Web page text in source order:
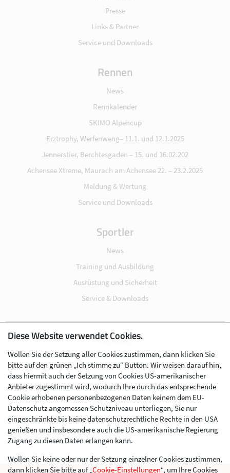
Presse
Links & Partner
Service und Downloads
Rennen
News
Rennkalender
SKIMO Alpencup
Erztrophy, Werfenweng– 11.1. und 12.1.2025
Jennerstier, Berchtesgaden – 15. und 16.02.202
Achensee Xtreme, Maurach am Achensee 22. – 23.2.2025
Meldung & Wertung
Service und Downloads
Sportler
News
Training und Ausbildung
Ausrüstung und Sicherheit
Service & Downloads
Impressum
Datenschutz
Cookie-Einstellungen
AGB
Kontakt
Werben im Skibergsteigen
Diese Website verwendet Cookies.
Wollen Sie der Setzung aller Cookies zustimmen, dann klicken Sie
bitte auf den grünen „Ich stimme zu“ Button. Wir weisen darauf hin,
dass hiermit auch der Setzung von Cookies US-amerikanischer
Anbieter zugestimmt wird, wodurch Ihre durch das entsprechende
Cookie erhobenen personenbezogenen Daten keinem dem EU-
Datenschutz angemessen Schutzniveau unterliegen, Sie nur
eingeschränkte bis keine datenschutzrechtliche Rechte in den USA
genießen und insbesondere auch die US-amerikanische Regierung
Zugang zu diesen Daten erlangen kann.
Wollen Sie keine oder nur der Setzung einzelner Cookies zustimmen,
dann klicken Sie bitte auf „Cookie-Einstellungen“, um Ihre Cookies